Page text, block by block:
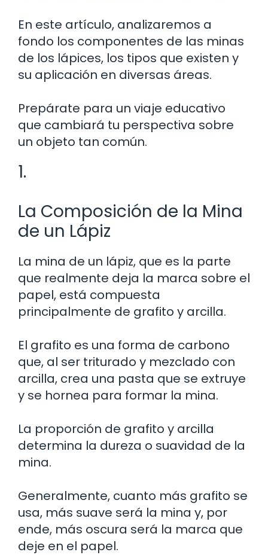
En este artículo, analizaremos a
fondo los componentes de las minas
de los lápices, los tipos que existen y
su aplicación en diversas áreas.
Prepárate para un viaje educativo
que cambiará tu perspectiva sobre
un objeto tan común.
1.
La Composición de la Mina
de un Lápiz
La mina de un lápiz, que es la parte
que realmente deja la marca sobre el
papel, está compuesta
principalmente de grafito y arcilla.
El grafito es una forma de carbono
que, al ser triturado y mezclado con
arcilla, crea una pasta que se extruye
y se hornea para formar la mina.
La proporción de grafito y arcilla
determina la dureza o suavidad de la
mina.
Generalmente, cuanto más grafito se
usa, más suave será la mina y, por
ende, más oscura será la marca que
deje en el papel.